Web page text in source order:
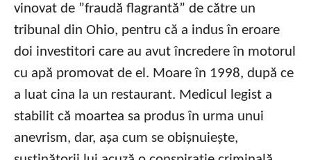
vinovat de ”fraudă flagrantă” de către un
tribunal din Ohio, pentru că a indus în eroare
doi investitori care au avut încredere în motorul
cu apă promovat de el. Moare în 1998, după ce
a luat cina la un restaurant. Medicul legist a
stabilit că moartea sa produs în urma unui
anevrism, dar, așa cum se obișnuiește,